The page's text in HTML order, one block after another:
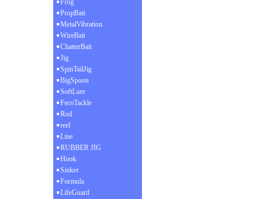
Frog
PropBait
MetalVibration
WireBait
ChatterBait
Jig
SpinTailJig
BigSpoon
SoftLure
FecoTackle
Rod
reel
Line
RUBBER JIG
Hook
Sinker
Formula
LifeGuard